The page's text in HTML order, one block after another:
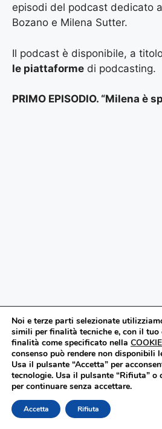
episodi del podcast dedicato
Bozano e Milena Sutter.
Il podcast è disponibile, a
le piattaforme di podcasting.
PRIMO EPISODIO. “Milena è
PREFAZIONE
Noi e terze parti selezionate
simili per finalità tecniche e, con il tuo
finalità come specificato nella
consenso può rendere non disponibili
Usa il pulsante “Accetta” per
tecnologie. Usa il pulsante “Rifiuta”
per continuare senza accettare.
Accetta Rifiuta